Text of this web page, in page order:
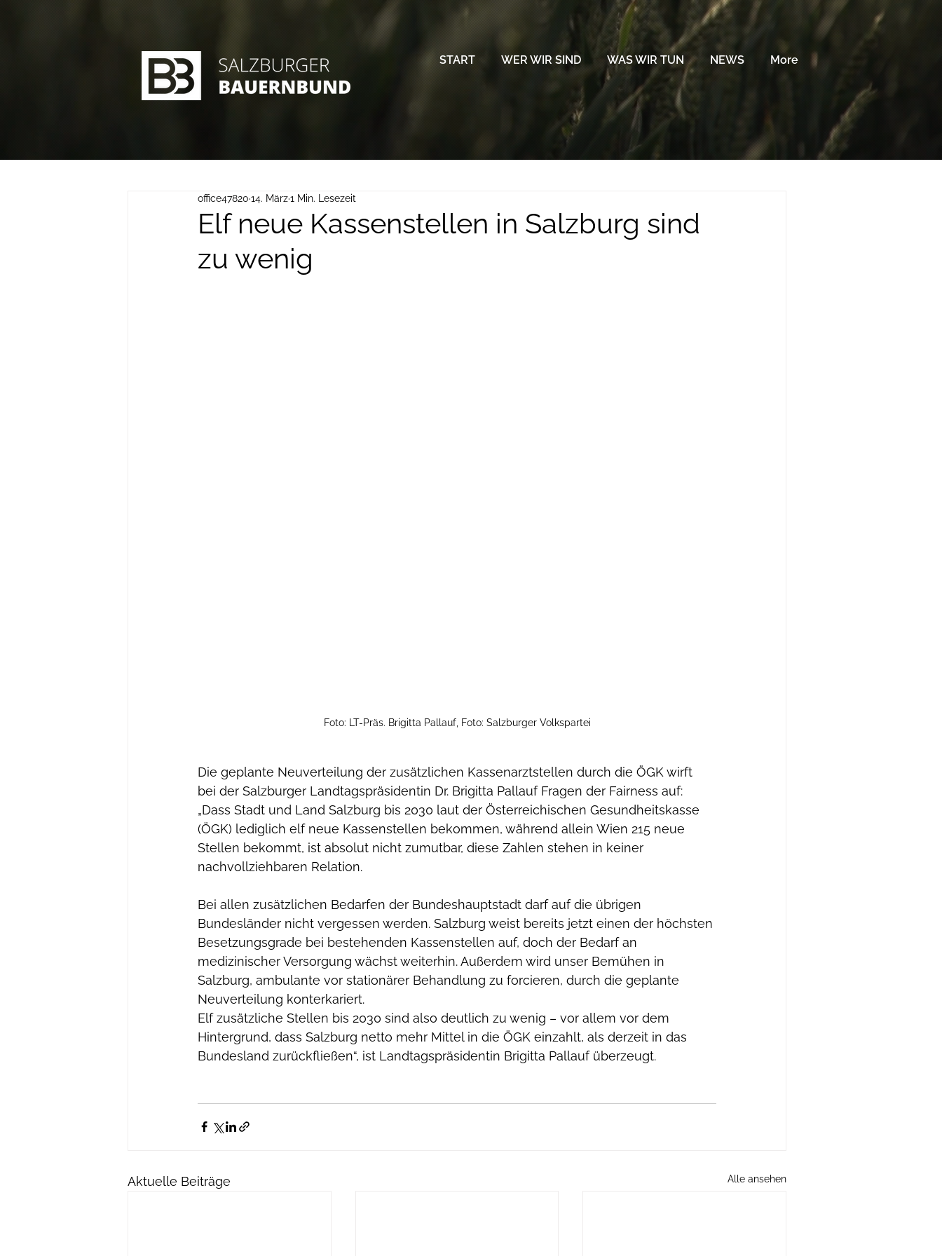
START WER WIR SIND WAS WIR TUN NEWS More
Elf neue Kassenstellen in Salzburg sind
zu wenig
office47820 14. März1 Min. Lesezeit
Foto: LT-Präs. Brigitta Pallauf, Foto: Salzburger Volkspartei
Die geplante Neuverteilung der zusätzlichen Kassenarztstellen durch die ÖGK wirft
bei der Salzburger Landtagspräsidentin Dr. Brigitta Pallauf Fragen der Fairness auf:
„Dass Stadt und Land Salzburg bis 2030 laut der Österreichischen Gesundheitskasse
(ÖGK) lediglich elf neue Kassenstellen bekommen, während allein Wien 215 neue
Stellen bekommt, ist absolut nicht zumutbar, diese Zahlen stehen in keiner
nachvollziehbaren Relation.
Bei allen zusätzlichen Bedarfen der Bundeshauptstadt darf auf die übrigen
Bundesländer nicht vergessen werden. Salzburg weist bereits jetzt einen der höchsten
Besetzungsgrade bei bestehenden Kassenstellen auf, doch der Bedarf an
medizinischer Versorgung wächst weiterhin. Außerdem wird unser Bemühen in
Salzburg, ambulante vor stationärer Behandlung zu forcieren, durch die geplante
Neuverteilung konterkariert.
Elf zusätzliche Stellen bis 2030 sind also deutlich zu wenig – vor allem vor dem
Hintergrund, dass Salzburg netto mehr Mittel in die ÖGK einzahlt, als derzeit in das
Bundesland zurückfließen“, ist Landtagspräsidentin Brigitta Pallauf überzeugt.
Aktuelle Beiträge Alle ansehen